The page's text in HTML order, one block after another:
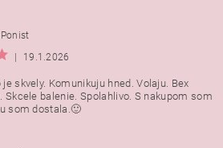
|
19.1.2026
skvely. Komunikuju hned. Volaju. Bex
Skcele balenie. Spolahlivo. S nakupom som
som dostala.🙂